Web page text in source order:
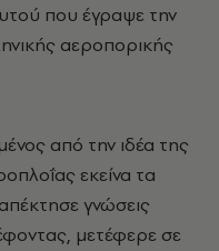
που έγραψε την
αεροπορικής
από την ιδέα της
εκείνα τα
γνώσεις
μετέφερε σε